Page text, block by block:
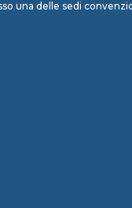
una delle sedi